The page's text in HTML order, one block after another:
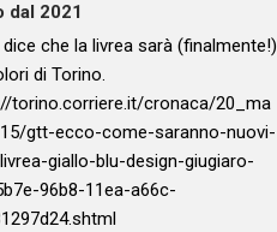
dal 2021
dice che la livrea sarà (finalmente!)
di Torino.
torino.corriere.it/cronaca/20_ma
gtt-ecco-come-saranno-nuovi-
giallo-blu-design-giugiaro-
96b8-11ea-a66c-